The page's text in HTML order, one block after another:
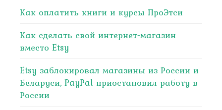
Как оплатить книги и курсы ПроЭтси
Как сделать свой интернет-магазин
вместо Etsy
Etsy заблокировал магазины из России и
Беларуси, PayPal приостановил работу в
России